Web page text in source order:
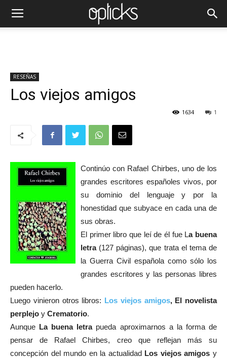
RESEÑAS
Los viejos amigos
1
1634
Continúo con Rafael Chirbes, uno de los
grandes escritores españoles vivos, por
su dominio del lenguaje y por la
honestidad que subyace en cada una de
sus obras.
El primer libro que leí de él fue La buena
letra(127 páginas), que trata el tema de
la Guerra Civil española como sólo los
grandes escritores y las personas libres
pueden hacerlo.
Luego vinieron otros libros: Los viejos amigos, El novelista
perplejo y Crematorio.
Aunque La buena letra pueda aproximarnos a la forma de
pensar de Rafael Chirbes, creo que reflejan más su
concepción del mundo en la actualidadLos viejos amigos y